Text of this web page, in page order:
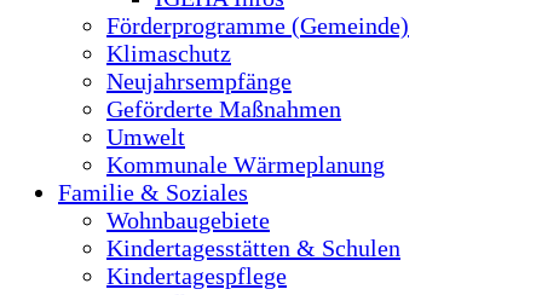
Förderprogramme (Gemeinde)
Klimaschutz
Neujahrsempfänge
Geförderte Maßnahmen
Umwelt
Kommunale Wärmeplanung
Familie & Soziales
Wohnbaugebiete
Kindertagesstätten & Schulen
Kindertagespflege